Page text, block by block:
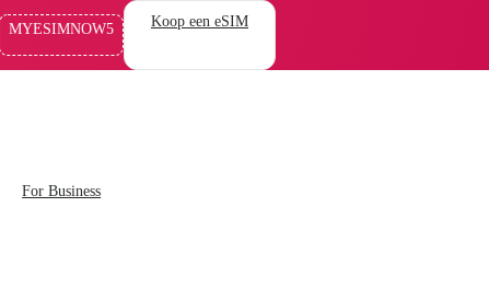
MYESIMNOW5 Koop een eSIM
For Business